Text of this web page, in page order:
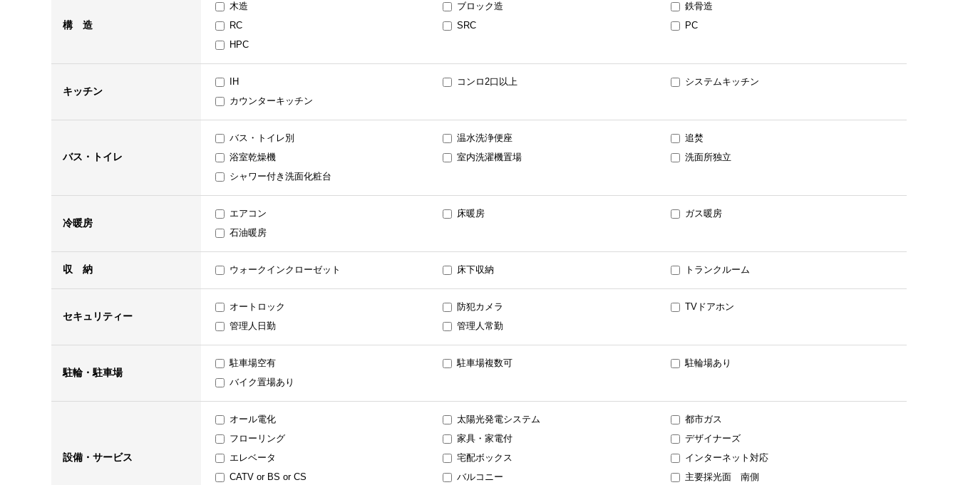
構 造
木造 ブロック造
鉄骨造
RC
SRC
PC
HPC
キッチン
IH コンロ2口以上
システムキッチン
カウンターキッチン
バス・トイレ
バス・トイレ別 温水洗浄便座
追焚
浴室乾燥機
室内洗濯機置場
洗面所独立
シャワー付き洗面化粧台
冷暖房
エアコン 床暖房
ガス暖房
石油暖房
収 納 ウォークインクローゼット 床下収納 トランクルーム
セキュリティー
オートロック 防犯カメラ
TVドアホン
管理人日勤
管理人常勤
駐輪・駐車場
駐車場空有 駐車場複数可
駐輪場あり
バイク置場あり
設備・サービス
オール電化 太陽光発電システム
都市ガス
フローリング
家具・家電付
デザイナーズ
エレベータ
宅配ボックス
インターネット対応
CATV or BS or CS
バルコニー
主要採光面 南側